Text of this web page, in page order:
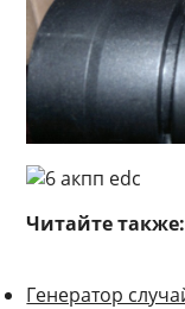
Читайте также:
Генератор